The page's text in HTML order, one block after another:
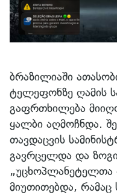
ბრაზილიაში
ტელეფონზე ღამის
გაფრთხილება
ყალბი აღმოჩნდა.
თავდაცვის
გავრცელდა და
„უცხოპლანეტელთა
მიუთითებდა,